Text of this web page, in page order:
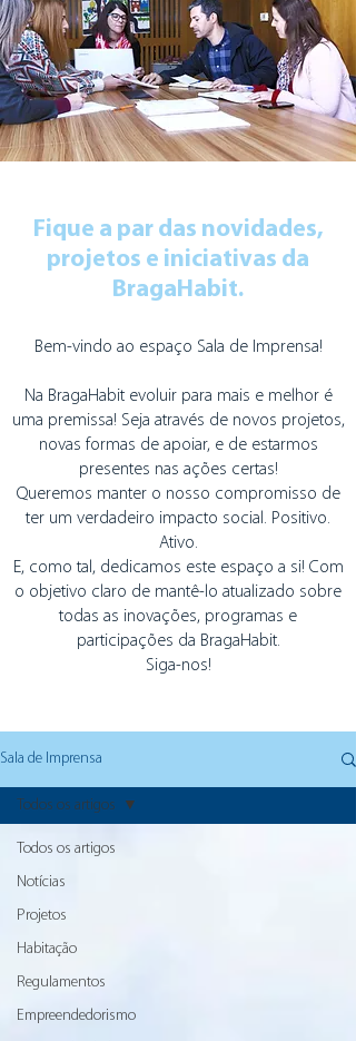
Fique a par das novidades,
projetos e iniciativas da
BragaHabit.
Bem-vindo ao espaço Sala de Imprensa!
Na BragaHabit evoluir para mais e melhor é
uma premissa! Seja através de novos projetos,
novas formas de apoiar, e de estarmos
presentes nas ações certas!
Queremos manter o nosso compromisso de
ter um verdadeiro impacto social. Positivo.
Ativo.
E, como tal, dedicamos este espaço a si! Com
o objetivo claro de mantê-lo atualizado sobre
todas as inovações, programas e
participações da BragaHabit.
Siga-nos!
Sala de Imprensa
Todos os artigos
Notícias
Projetos
Habitação
Regulamentos
Empreendedorismo
Todos os artigos